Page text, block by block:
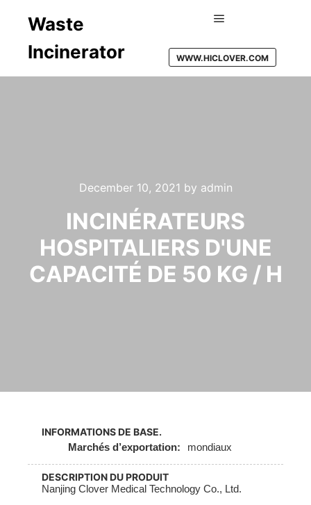
Waste
Incinerator
WWW.HICLOVER.COM
December 10, 2021 by admin
INCINÉRATEURS
HOSPITALIERS D'UNE
CAPACITÉ DE 50 KG / H
INFORMATIONS DE BASE.
Marchés d’exportation:
mondiaux
DESCRIPTION DU PRODUIT
Nanjing Clover Medical Technology Co., Ltd.